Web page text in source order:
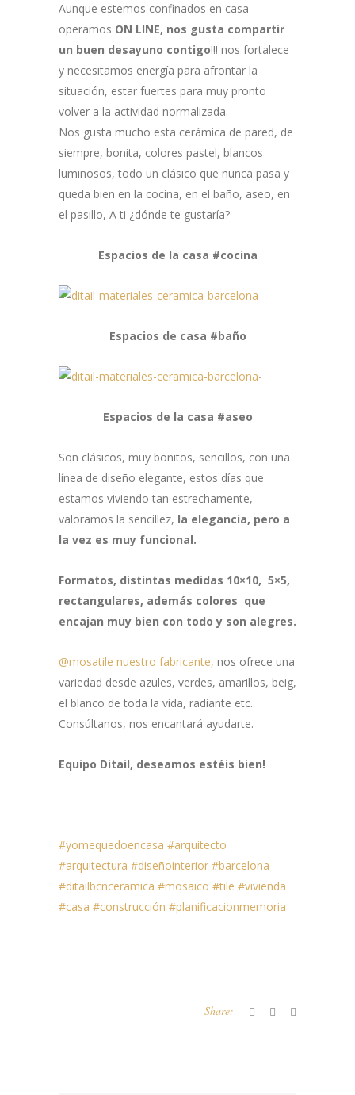
Aunque estemos confinados en casa
operamos ON LINE, nos gusta compartir
un buen desayuno contigo!!! nos fortalece
y necesitamos energía para afrontar la
situación, estar fuertes para muy pronto
volver a la actividad normalizada.
Nos gusta mucho esta cerámica de pared, de
siempre, bonita, colores pastel, blancos
luminosos, todo un clásico que nunca pasa y
queda bien en la cocina, en el baño, aseo, en
el pasillo, A ti ¿dónde te gustaría?
Espacios de la casa #cocina
Espacios de casa #baño
Espacios de la casa #aseo
Son clásicos, muy bonitos, sencillos, con una
línea de diseño elegante, estos días que
estamos viviendo tan estrechamente,
valoramos la sencillez, la elegancia, pero a
la vez es muy funcional.
Formatos, distintas medidas 10×10, 5×5,
rectangulares, además colores que
encajan muy bien con todo y son alegres.
@mosatile nuestro fabricante, nos ofrece una
variedad desde azules, verdes, amarillos, beig,
el blanco de toda la vida, radiante etc.
Consúltanos, nos encantará ayudarte.
Equipo Ditail, deseamos estéis bien!
#yomequedoencasa #arquitecto
#arquitectura #diseñointerior #barcelona
#ditailbcnceramica #mosaico #tile #vivienda
#casa #construcción #planificacionmemoria
Share: